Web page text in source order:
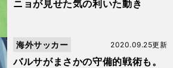
ニョが見せた気の利いた動き
バルサがまさかの守備的戦術も。
2020.09.25更新
海外サッカー